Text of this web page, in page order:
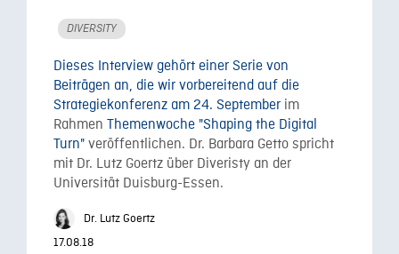
DIVERSITY
Dieses Interview gehört einer Serie von
Beiträgen an, die wir vorbereitend auf die
Strategiekonferenz am 24. September im
Rahmen Themenwoche "Shaping the Digital
Turn" veröffentlichen. Dr. Barbara Getto spricht
mit Dr. Lutz Goertz über Diveristy an der
Universität Duisburg-Essen.
Dr. Lutz Goertz
17.08.18